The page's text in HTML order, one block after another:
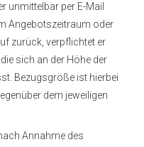
unmittelbar per E-Mail
Angebotszeitraum oder
zurück, verpflichtet er
sich an der Höhe der
Bezugsgröße ist hierbei
dem jeweiligen
Annahme des